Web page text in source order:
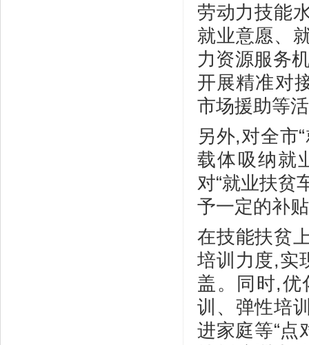
劳动力技能
就业意愿、
力资源服务
开展精准对
市场援助等
另外,对全市
载体吸纳就
对“就业扶贫
予一定的补
在技能扶贫
培训力度,实
盖。同时,优
训、弹性培
进家庭等“点